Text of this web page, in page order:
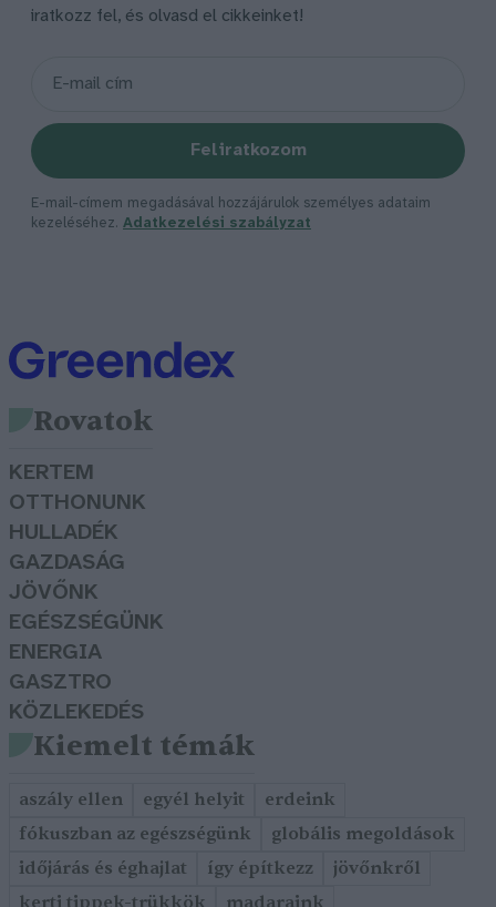
iratkozz fel, és olvasd el cikkeinket!
Feliratkozom
E-mail-címem megadásával hozzájárulok személyes adataim
kezeléséhez. Adatkezelési szabályzat
Rovatok
KERTEM
OTTHONUNK
HULLADÉK
GAZDASÁG
JÖVŐNK
EGÉSZSÉGÜNK
ENERGIA
GASZTRO
KÖZLEKEDÉS
Kiemelt témák
aszály ellen egyél helyit
erdeink
fókuszban az egészségünk
globális megoldások
időjárás és éghajlat
így építkezz
jövőnkről
kerti tippek-trükkök
madaraink